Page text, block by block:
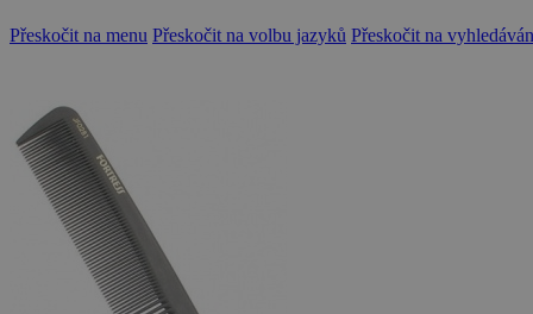
Přeskočit na menu Přeskočit na volbu jazyků Přeskočit na